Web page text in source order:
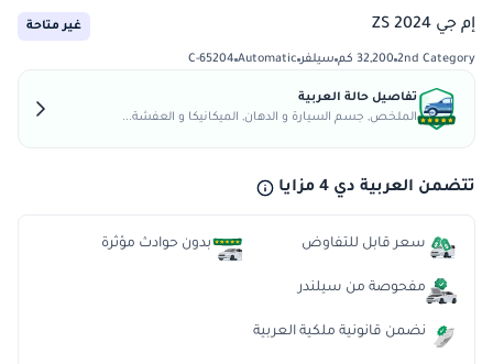
إم جي ZS 2024 غير متاحة
2nd Category 32,200 كم سيلفر Automatic
C-65204
تفاصيل حالة العربية
الملخص, جسم السيارة و الدهان, الميكانيكا و العفشة...
تتضمن العربية دي 4 مزايا
سعر قابل للتفاوض
مفحوصة من سيلندر
نضمن قانونية ملكية العربية
بدون حوادث مؤثرة